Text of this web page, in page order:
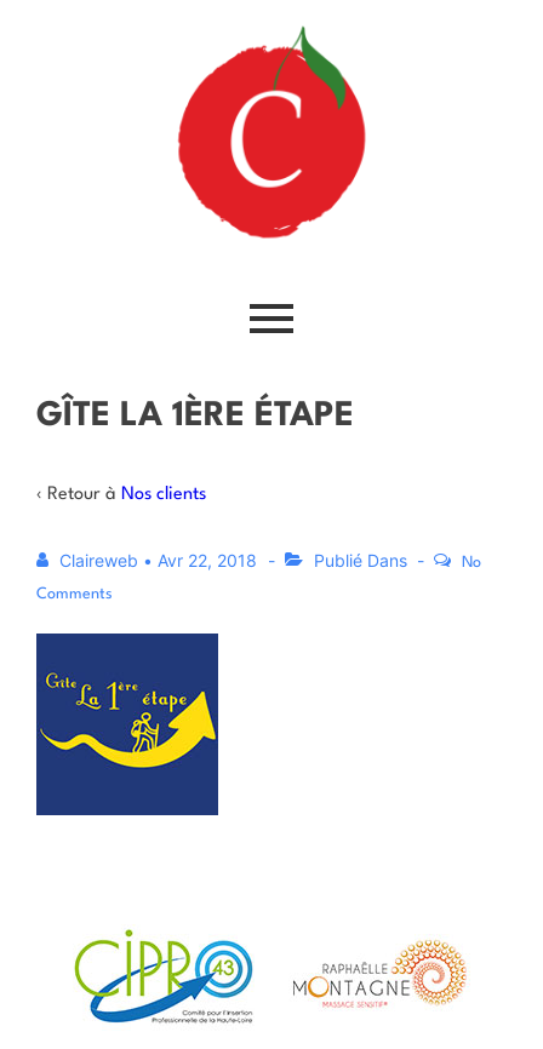
GÎTE LA 1ÈRE ÉTAPE
‹ Retour à Nos clients
Claireweb • Avr 22, 2018 Publié Dans
No
Comments